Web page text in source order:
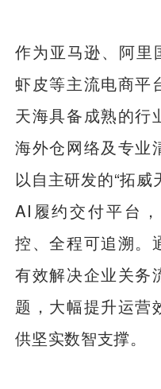
作为亚马逊、阿里
虾皮等主流电商平
天海具备成熟的行
海外仓网络及专业
以自主研发的“拓
AI履约交付平台
控、全程可追溯。
有效解决企业关务
题，大幅提升运营
供坚实数智支撑。